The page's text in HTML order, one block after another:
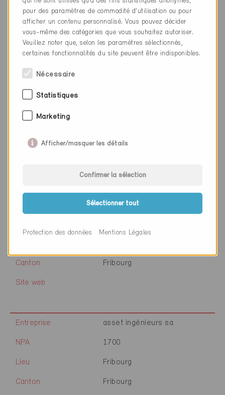
Lieu
Canton Neuchâtel
Site web www.gaille.ch
Canton Fribourg
Nissille Energieberatungen
Canton Fribourg
Site web
Entreprise asset ingénieurs sa
NPA 1700
Lieu Fribourg
Canton Fribourg
pour des paramètres de commodité d’utilisation ou pour
afficher un contenu personnalisé. Vous pouvez décider
vous-même des catégories que vous souhaitez autoriser.
Veuillez noter que, selon les paramètres sélectionnés,
certaines fonctionnalités du site peuvent être indisponibles.
Nécessaire
Statistiques
Marketing
Afficher/masquer les détails
Confirmer la sélection
Sélectionner tout
Protection des données Mentions Légales